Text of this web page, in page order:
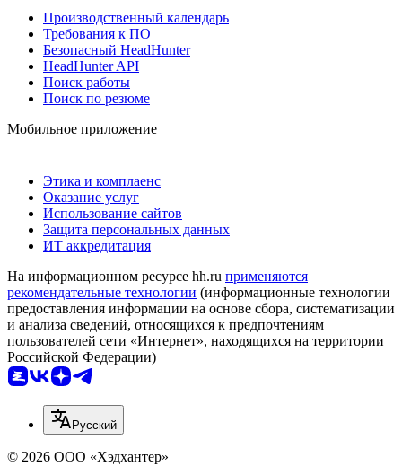
Производственный календарь
Требования к ПО
Безопасный HeadHunter
HeadHunter API
Поиск работы
Поиск по резюме
Мобильное приложение
Этика и комплаенс
Оказание услуг
Использование сайтов
Защита персональных данных
ИТ аккредитация
На информационном ресурсе hh.ru применяются
рекомендательные технологии (информационные технологии
предоставления информации на основе сбора, систематизации
и анализа сведений, относящихся к предпочтениям
пользователей сети «Интернет», находящихся на территории
Российской Федерации)
Русский
© 2026 ООО «Хэдхантер»